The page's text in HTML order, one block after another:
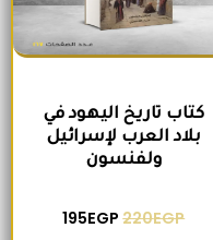
كتاب تاريخ اليهود في
بلاد العرب لإسرائيل
ولفنسون
220EGP
195EGP